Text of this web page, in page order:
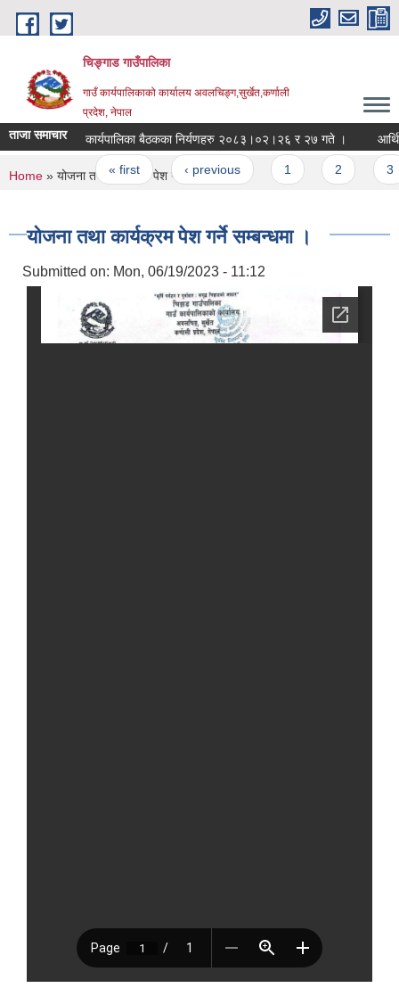
Skip to main content
चिङ्गाड गाउँपालिका
गाउँ कार्यपालिकाको कार्यालय अवलचिङ्ग,सुर्खेत,कर्णाली
प्रदेश, नेपाल
ताजा समाचारकार्यपालिका बैठकका निर्यणहरु २०८३।०२।२६ र २७ गते । आर्थिक
Pages
« first ‹ previous
You are here
Home » योजना तथा कार्यक्रम पेश गर्ने सम्बन्धमा ।
योजना तथा कार्यक्रम पेश गर्ने सम्बन्धमा ।
Submitted on: Mon, 06/19/2023 - 11:12